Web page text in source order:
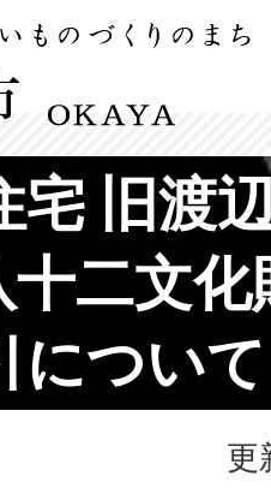
宅 旧渡
二文
について
更